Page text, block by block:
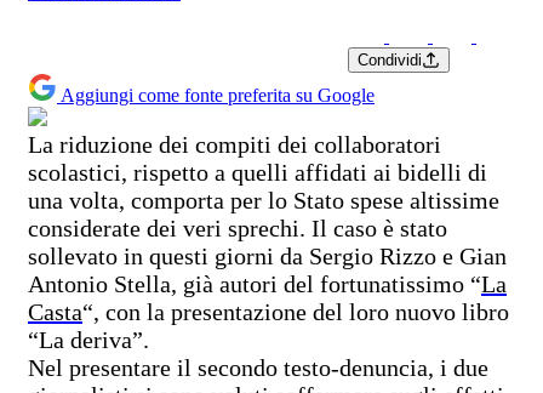
Condividi
Aggiungi come fonte preferita su Google
La riduzione dei compiti dei collaboratori
scolastici, rispetto a quelli affidati ai bidelli di
una volta, comporta per lo Stato spese altissime
considerate dei veri sprechi. Il caso è stato
sollevato in questi giorni da Sergio Rizzo e Gian
Antonio Stella, già autori del fortunatissimo “La
Casta“, con la presentazione del loro nuovo libro
“La deriva”.
Nel presentare il secondo testo-denuncia, i due